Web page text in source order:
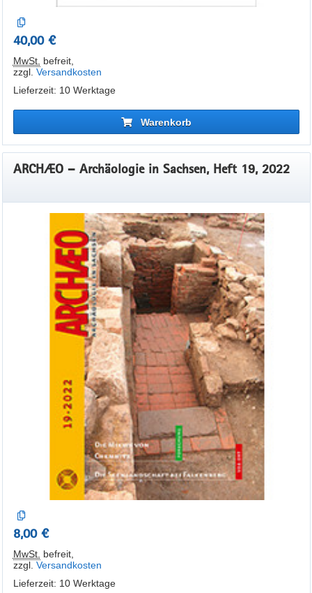
40,00 €
MwSt. befreit,
zzgl. Versandkosten
Lieferzeit: 10 Werktage
Warenkorb
ARCHÆO – Archäologie in Sachsen, Heft 19, 2022
8,00 €
MwSt. befreit,
zzgl. Versandkosten
Lieferzeit: 10 Werktage